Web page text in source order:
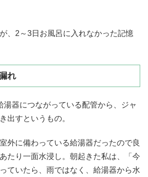
、2～3日お風呂に入れなかった記憶
れ
湯器につながっている配管から、ジャ
出すというもの。
外に備わっている給湯器だったので良
たり一面水浸し。朝起きた私は、「今
ていたら、雨ではなく、給湯器から水